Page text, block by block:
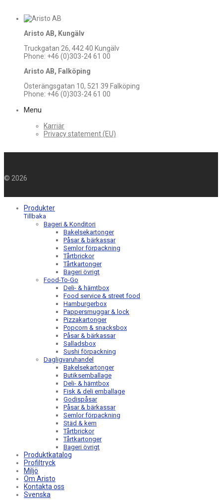
Aristo AB, Kungälv
Truckgatan 26, 442 40 Kungälv
Phone: +46 (0)303-24 61 00
Aristo AB, Falköping
Österängsgatan 10, 521 39 Falköping
Phone: +46 (0)303-24 61 00
Menu
Karriär
Privacy statement (EU)
© 2026
Produkter
Tillbaka
Bageri & Konditori
Bakelsekartonger
Påsar & bärkassar
Semlor förpackning
Tårtbrickor
Tårtkartonger
Bageri övrigt
Food-To-Go
Deli- & hämtbox
Food service & street food
Hamburgerbox
Pappersmuggar & lock
Pizzakartonger
Popcorn & snacksbox
Påsar & bärkassar
Salladsbox
Sushi förpackning
Dagligvaruhandel
Bakelsekartonger
Butiksemballage
Deli- & hämtbox
Fisk & deli emballage
Godispåsar
Påsar & bärkassar
Semlor förpackning
Städ & kem
Tårtbrickor
Tårtkartonger
Bageri övrigt
Produktkatalog
Profiltryck
Miljö
Om Aristo
Kontakta oss
Svenska